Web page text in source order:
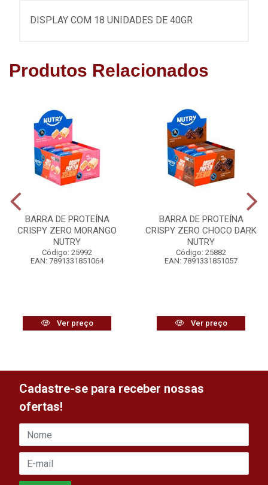
DISPLAY COM 18 UNIDADES DE 40GR
Produtos Relacionados
BARRA DE PROTEÍNA
CRISPY ZERO MORANGO
NUTRY
Código: 25992
EAN: 7891331851064
Ver preço
BARRA DE PROTEÍNA
CRISPY ZERO CHOCO DARK
NUTRY
Código: 25882
EAN: 7891331851057
Ver preço
Cadastre-se para receber nossas
ofertas!